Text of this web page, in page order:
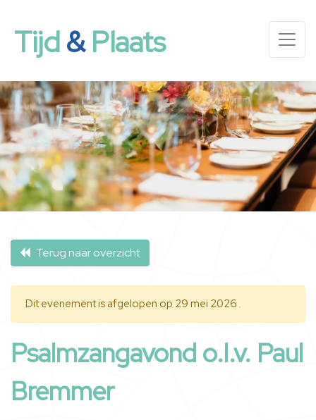
Tijd&Plaats
Terug naar overzicht
Dit evenement is afgelopen op 29 mei 2026 .
Psalmzangavond o.l.v. Paul
Bremmer